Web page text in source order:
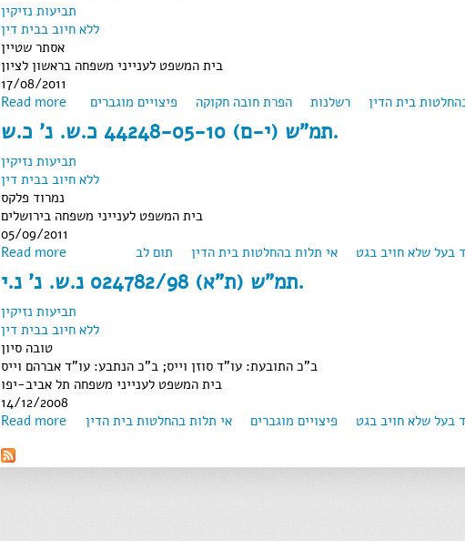
תביעות נזיקין
ללא חיוב בבית דין
אסתר שטיין
בית המשפט לענייני משפחה בראשון לציון
17/08/2011
בית הדין
רשלנות הפרת חובה חקוקה פיצויים מוגברים Read more about תמ"ש (ראשל"צ) 9877/02 פ.ע נ' פ.י
תמ"ש (י-ם) 44248-05-10 כ.ש. נ' כ.ש.
תביעות נזיקין
ללא חיוב בבית דין
נמרוד פלקס
בית המשפט לענייני משפחה בירושלים
05/09/2011
בעל שלא חויב בגט
אי תלות בהחלטות בית הדין תום לב Read more about תמ"ש (י-ם) 44248-05-10 כ.ש. נ' כ.ש.
תמ"ש (ת"א) 024782/98 נ.ש. נ' נ.י.
תביעות נזיקין
ללא חיוב בבית דין
טובה סיון
ב"כ התובעת: עו"ד סוזן וייס; ב"כ הנתבע: עו"ד אברהם וייס
בית המשפט לענייני משפחה תל אביב-יפו
14/12/2008
בעל שלא חויב בגט
פיצויים מוגברים אי תלות בהחלטות בית הדין
Read more